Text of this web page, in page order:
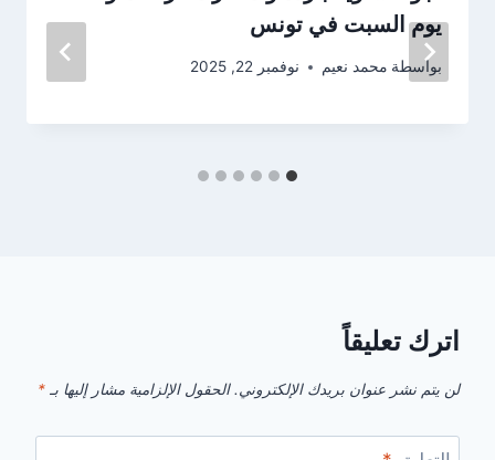
يوم السبت في تونس
بواسطة محمد نعيم نوفمبر 22, 2025
اترك تعليقاً
لن يتم نشر عنوان بريدك الإلكتروني. الحقول الإلزامية مشار إليها بـ *